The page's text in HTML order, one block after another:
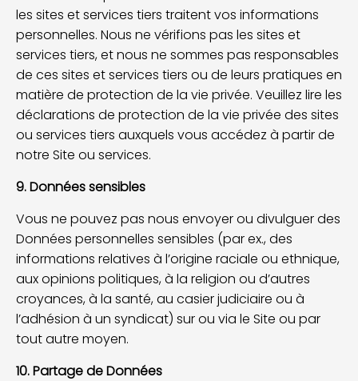
les sites et services tiers traitent vos informations
personnelles. Nous ne vérifions pas les sites et
services tiers, et nous ne sommes pas responsables
de ces sites et services tiers ou de leurs pratiques en
matière de protection de la vie privée. Veuillez lire les
déclarations de protection de la vie privée des sites
ou services tiers auxquels vous accédez à partir de
notre Site ou services.
9. Données sensibles
Vous ne pouvez pas nous envoyer ou divulguer des
Données personnelles sensibles (par ex., des
informations relatives à l’origine raciale ou ethnique,
aux opinions politiques, à la religion ou d’autres
croyances, à la santé, au casier judiciaire ou à
l’adhésion à un syndicat) sur ou via le Site ou par
tout autre moyen.
10. Partage de Données